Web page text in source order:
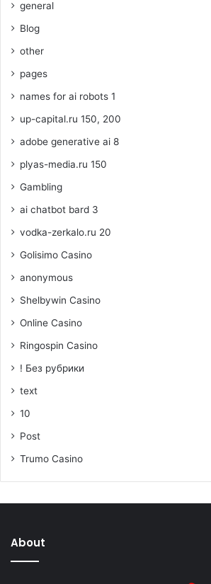
general
Blog
other
pages
names for ai robots 1
up-capital.ru 150, 200
adobe generative ai 8
plyas-media.ru 150
Gambling
ai chatbot bard 3
vodka-zerkalo.ru 20
Golisimo Casino
anonymous
Shelbywin Casino
Online Casino
Ringospin Casino
! Без рубрики
text
10
Post
Trumo Casino
About